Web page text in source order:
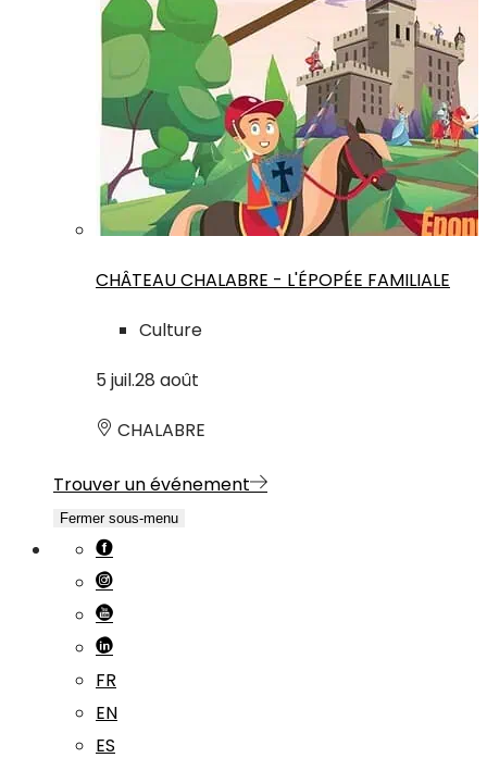
CHÂTEAU CHALABRE - L'ÉPOPÉE FAMILIALE
Culture
5 juil.28 août
CHALABRE
Trouver un événement
Fermer sous-menu
FR
EN
ES